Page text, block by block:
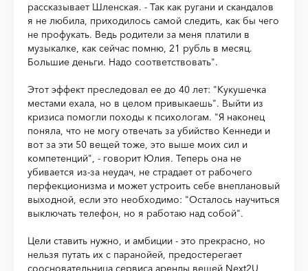
рассказывает Шленская. - Так как ругани и скандалов
я не любила, приходилось самой следить, как бы чего
не профукать. Ведь родители за меня платили в
музыкалке, как сейчас помню, 21 рубль в месяц.
Большие деньги. Надо соответствовать".
Этот эффект преследовал ее до 40 лет: "Кукушечка
местами ехала, но в целом привыкаешь". Выйти из
кризиса помогли походы к психологам. "Я наконец
поняла, что не могу отвечать за убийство Кеннеди и
вот за эти 50 вещей тоже, это выше моих сил и
компетенций", - говорит Юлия. Теперь она не
убивается из-за неудач, не страдает от рабочего
перфекционизма и может устроить себе внеплановый
выходной, если это необходимо: "Осталось научиться
выключать телефон, но я работаю над собой".
Цели ставить нужно, и амбиции - это прекрасно, но
нельзя путать их с паранойей, предостерегает
соосновательница сервиса аренды вещей Next2U